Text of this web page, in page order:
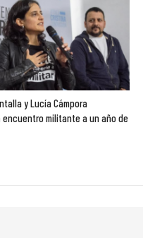
y Lucía Cámpora
militante a un año de